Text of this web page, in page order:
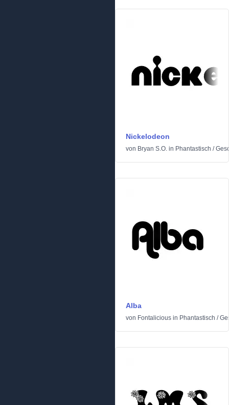
Nickelodeon
von Bryan S.O. in Phantastisch /
Alba
von Fontalicious in Phantastisch /